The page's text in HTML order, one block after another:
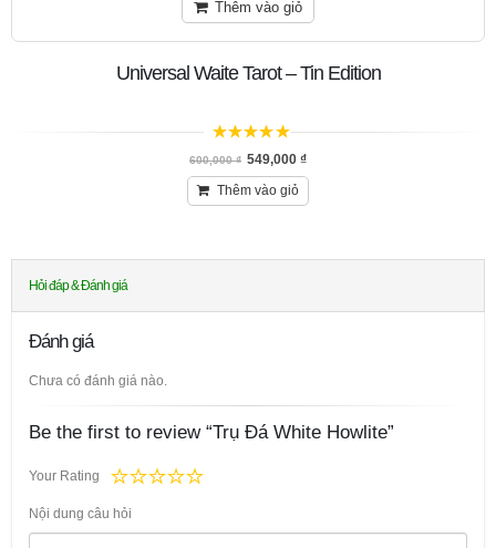
Thêm vào giỏ
Universal Waite Tarot – Tin Edition
trên 5
600,000₫ 549,000₫
Thêm vào giỏ
Hỏi đáp & Đánh giá
Đánh giá
Chưa có đánh giá nào.
Be the first to review “Trụ Đá White Howlite”
Your Rating
Nội dung câu hỏi